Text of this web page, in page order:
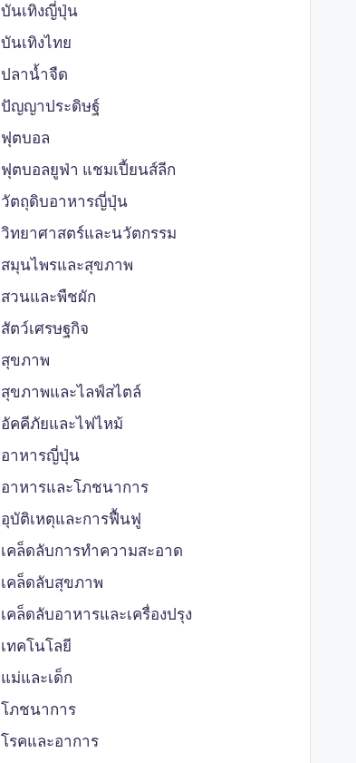
บันเทิงญี่ปุ่น
บันเทิงไทย
ปลาน้ำจืด
ปัญญาประดิษฐ์
ฟุตบอล
ฟุตบอลยูฟ่า แชมเปี้ยนส์ลีก
วัตถุดิบอาหารญี่ปุ่น
วิทยาศาสตร์และนวัตกรรม
สมุนไพรและสุขภาพ
สวนและพืชผัก
สัตว์เศรษฐกิจ
สุขภาพ
สุขภาพและไลฟ์สไตล์
อัคคีภัยและไฟไหม้
อาหารญี่ปุ่น
อาหารและโภชนาการ
อุบัติเหตุและการฟื้นฟู
เคล็ดลับการทำความสะอาด
เคล็ดลับสุขภาพ
เคล็ดลับอาหารและเครื่องปรุง
เทคโนโลยี
แม่และเด็ก
โภชนาการ
โรคและอาการ